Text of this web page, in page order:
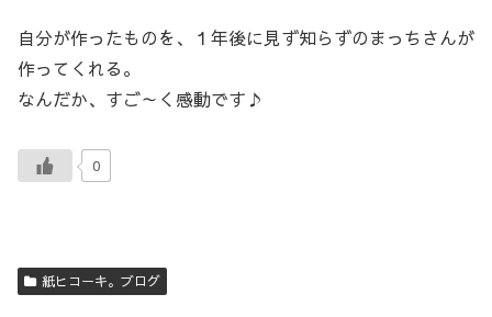
自分が作ったものを、１年後に見ず知らずのまっちさんが
作ってくれる。
なんだか、すご～く感動です♪
0
紙ヒコーキ。ブログ